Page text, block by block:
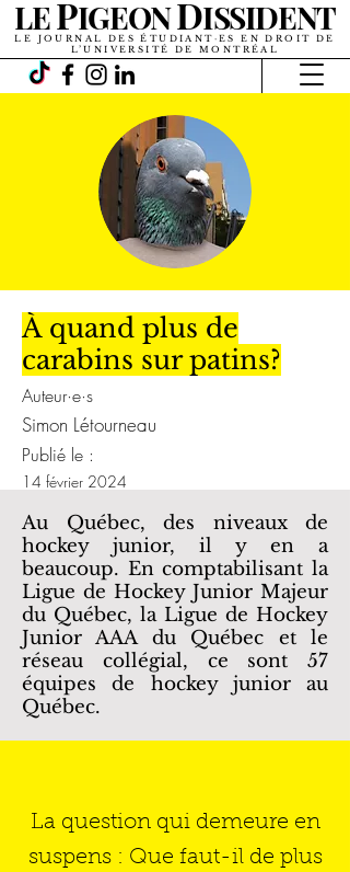
LEPIGEONDISSIDENT
LE JOURNAL DES ÉTUDIANT·ES EN DROIT DE
L’UNIVERSITÉ DE MONTRÉAL
À quand plus de
carabins sur patins?
Auteur·e·s
Simon Létourneau
Publié le :
14 février 2024
Au Québec, des niveaux de
hockey junior, il y en a
beaucoup. En comptabilisant la
Ligue de Hockey Junior Majeur
du Québec, la Ligue de Hockey
Junior AAA du Québec et le
réseau collégial, ce sont 57
équipes de hockey junior au
Québec.
La question qui demeure en
suspens : Que faut-il de plus